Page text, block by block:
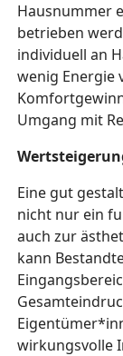
Hausnummer
betrieben
individuell an
wenig Energie
Umgang mit
Eine gut
nicht nur ein
auch zur
kann
wirkungsvolle